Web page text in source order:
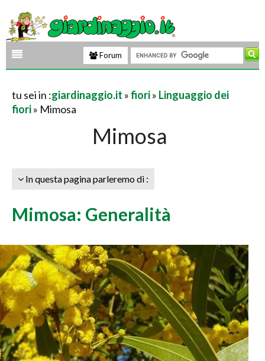
Forum
tu sei in :giardinaggio.it »fiori» Linguaggio dei
fiori» Mimosa
Mimosa
In questa pagina parleremo di :
Mimosa: Generalità